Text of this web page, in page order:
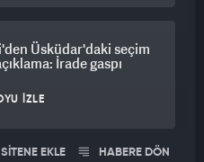
Üsküdar'daki seçim
İrade gaspı
İZLE
SİTENE EKLE HABERE DÖN